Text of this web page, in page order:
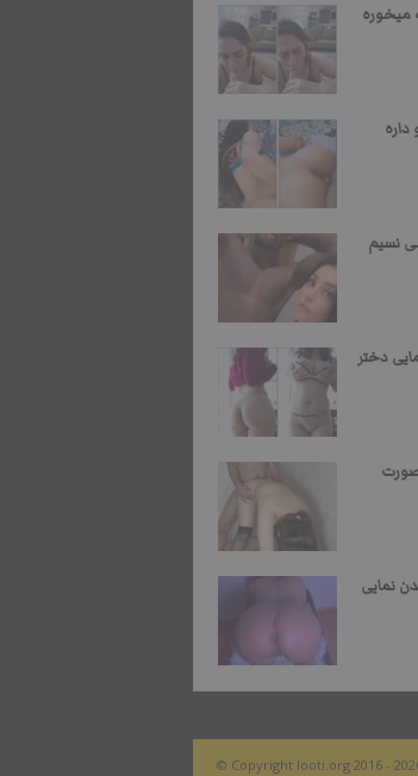
میخوره
نسیم
دختر
صورت
نمایی
© Copyright looti.org 2016 -